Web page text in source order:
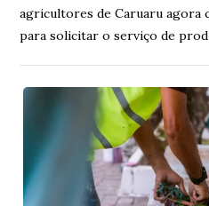
agricultores de Caruaru agora
para solicitar o serviço de